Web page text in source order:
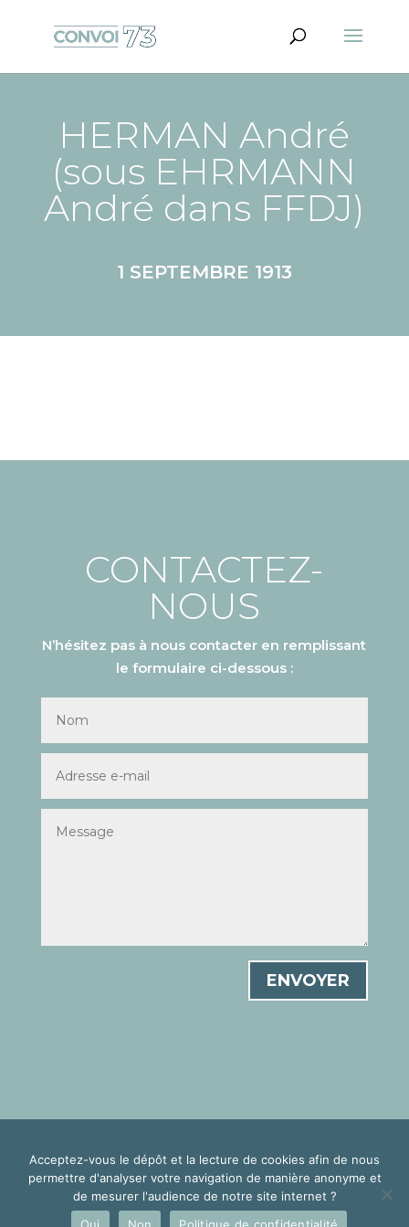
HERMAN André
(sous EHRMANN
André dans FFDJ)
1 SEPTEMBRE 1913
CONTACTEZ-
NOUS
N’hésitez pas à nous contacter en remplissant
le formulaire ci-dessous :
ENVOYER
confidentialité
Création : Laurent PEREZ
Acceptez-vous le dépôt et la lecture de cookies afin de nous
permettre d'analyser votre navigation de manière anonyme et
de mesurer l'audience de notre site internet ?
Oui
Non Politique de confidentialité